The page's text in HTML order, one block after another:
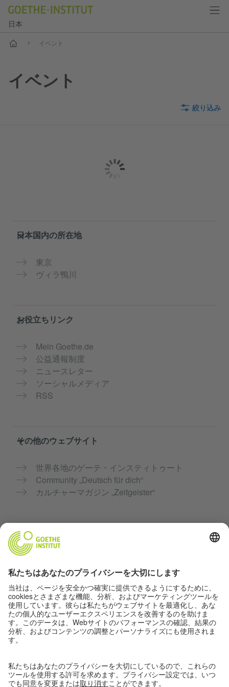
日本
スタート イベント
イベント
絞り込み
Service- und Informationsbereich
日本国内の所在地
東京
ヴィラ鴨川
お役立ちリンク
Mein Goethe.de
公益通報制度
ニュースレター
ソーシャルメディア
RSS
その他のウェブサイト
世界各地のゲーテ・インスティトゥート
Community „Deutsch für dich“
カルチャーマガジン „Zeitgeister“
個人情報保護とバリアフリー
利用できるよう心がけています。個人情報はプライバ
シーポリシーに基づいて使用します。
プライバシ―設定
バリアフリー
© Goethe-Institut 2026